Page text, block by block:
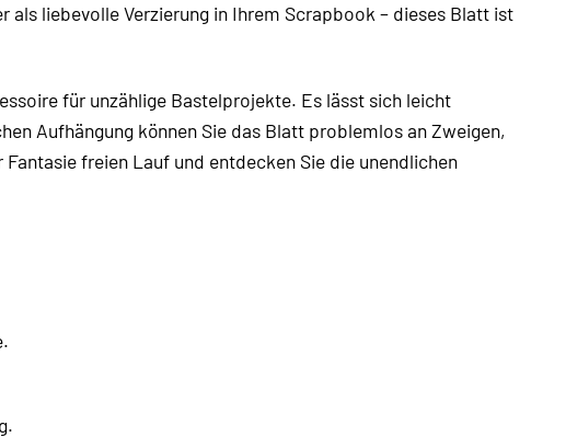
liebevolle Verzierung in Ihrem Scrapbook – dieses Blatt ist
für unzählige Bastelprojekte. Es lässt sich leicht
Aufhängung können Sie das Blatt problemlos an Zweigen,
freien Lauf und entdecken Sie die unendlichen